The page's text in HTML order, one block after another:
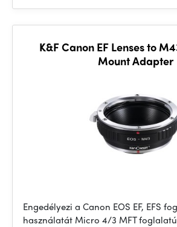
K&F Canon EF Lenses to
Mount Adapter
Engedélyezi a Canon EOS EF, EFS
használatát Micro 4/3 MFT foglalatú